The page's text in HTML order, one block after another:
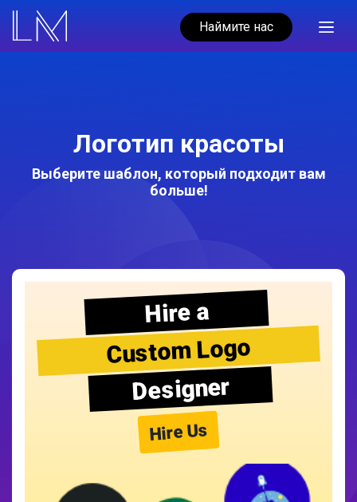
Наймите нас
Логотип красоты
Выберите шаблон, который подходит вам
больше!
Hire a
Custom Logo
Designer
Hire Us